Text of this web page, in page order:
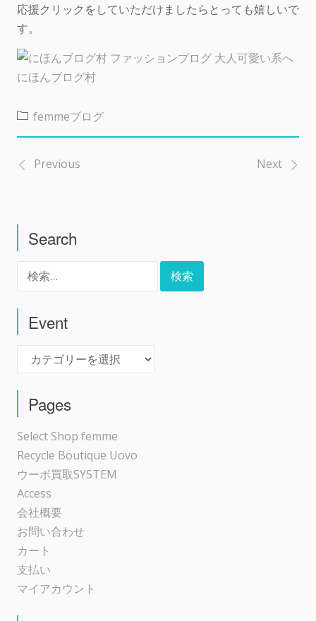
応援クリックをしていただけましたらとっても嬉しいで
す。
にほんブログ村
femmeブログ
投
ナ
ビ
ゲ
ー
シ
ョ
ン
Previous Next
Search
Event
Pages
Select Shop femme
Recycle Boutique Uovo
ウーボ買取SYSTEM
Access
会社概要
お問い合わせ
カート
支払い
マイアカウント